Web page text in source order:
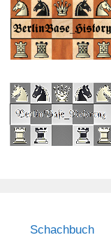
Schachbuch